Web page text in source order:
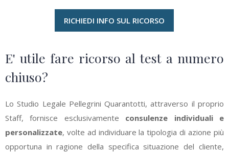
RICHIEDI INFO SUL RICORSO
E' utile fare ricorso al test a numero
chiuso?
Lo Studio Legale Pellegrini Quarantotti, attraverso il proprio
Staff, fornisce esclusivamente consulenze individuali e
personalizzate, volte ad individuare la tipologia di azione più
opportuna in ragione della specifica situazione del cliente,